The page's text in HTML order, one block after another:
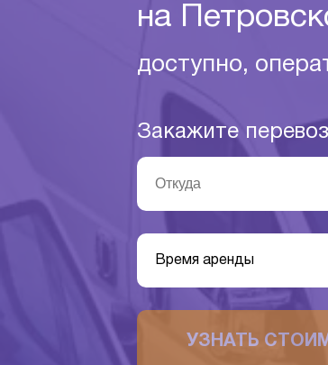
на
доступно,
Закажите
Время аренды
УЗНАТЬ